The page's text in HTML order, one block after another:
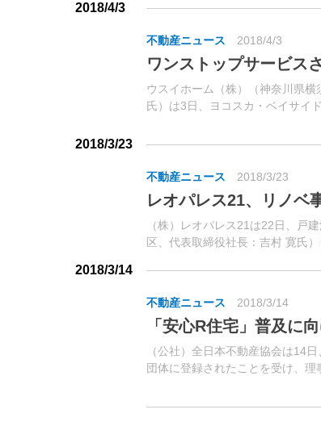
2018/4/3
不動産ニュース 2018/4/3
ワンストップサービス
ウスイホーム（株）（神奈川県
氏）は3日、ヨコスカ・ベイサイ
2018/3/23
不動産ニュース 2018/3/23
レオパレス21、リノベ
（株）レオパレス21は22日、戸
区、代表取締役社長：吉村 寛氏
2018/3/14
不動産ニュース 2018/3/14
「安心R住宅」普及に
（公社）全日本不動産協会は14
団体に登録されたことを受け、理